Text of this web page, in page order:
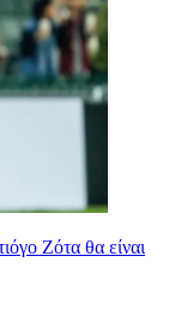
Ζότα θα είναι